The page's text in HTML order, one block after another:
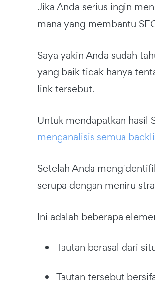
Jika Anda serius ingin
mana yang membantu
Saya yakin Anda sudah
yang baik tidak hanya
link tersebut.
Untuk mendapatkan hasil
menganalisis semua
Setelah Anda
serupa dengan meniru
Ini adalah beberapa
Tautan berasal dari
Tautan tersebut